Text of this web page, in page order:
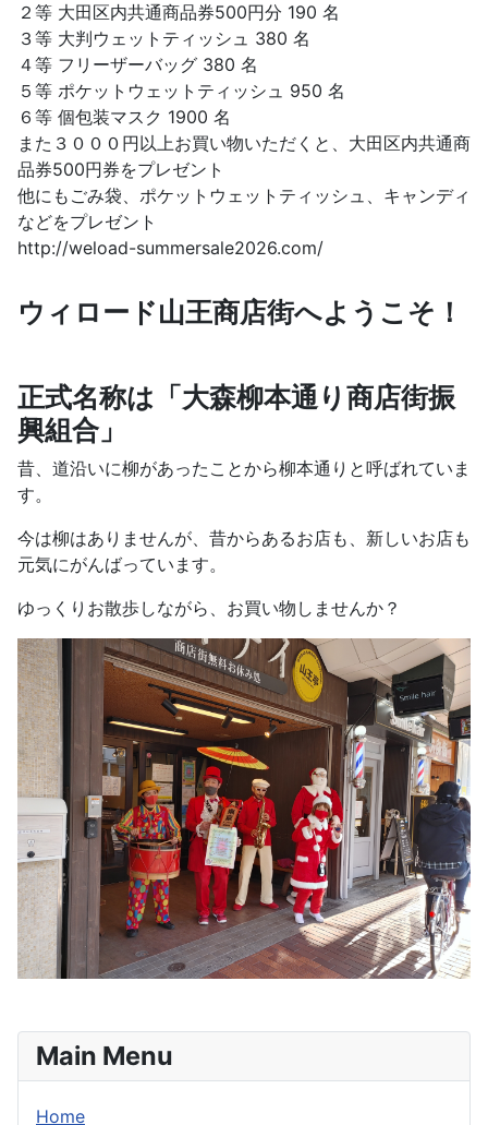
２等 大田区内共通商品券500円分 190 名
３等 大判ウェットティッシュ 380 名
４等 フリーザーバッグ 380 名
５等 ポケットウェットティッシュ 950 名
６等 個包装マスク 1900 名
また３０００円以上お買い物いただくと、大田区内共通商
品券500円券をプレゼント
他にもごみ袋、ポケットウェットティッシュ、キャンディ
などをプレゼント
http://weload-summersale2026.com/
ウィロード山王商店街へようこそ！
正式名称は「大森柳本通り商店街振
興組合」
昔、道沿いに柳があったことから柳本通りと呼ばれていま
す。
今は柳はありませんが、昔からあるお店も、新しいお店も
元気にがんばっています。
ゆっくりお散歩しながら、お買い物しませんか？
Main Menu
Home